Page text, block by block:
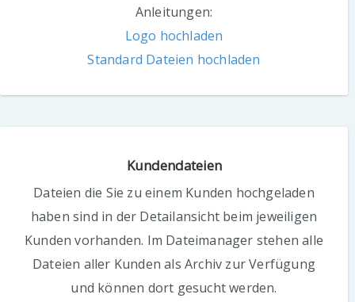
Anleitungen:
Logo hochladen
Standard Dateien hochladen
Kundendateien
Dateien die Sie zu einem Kunden hochgeladen
haben sind in der Detailansicht beim jeweiligen
Kunden vorhanden. Im Dateimanager stehen alle
Dateien aller Kunden als Archiv zur Verfügung
und können dort gesucht werden.